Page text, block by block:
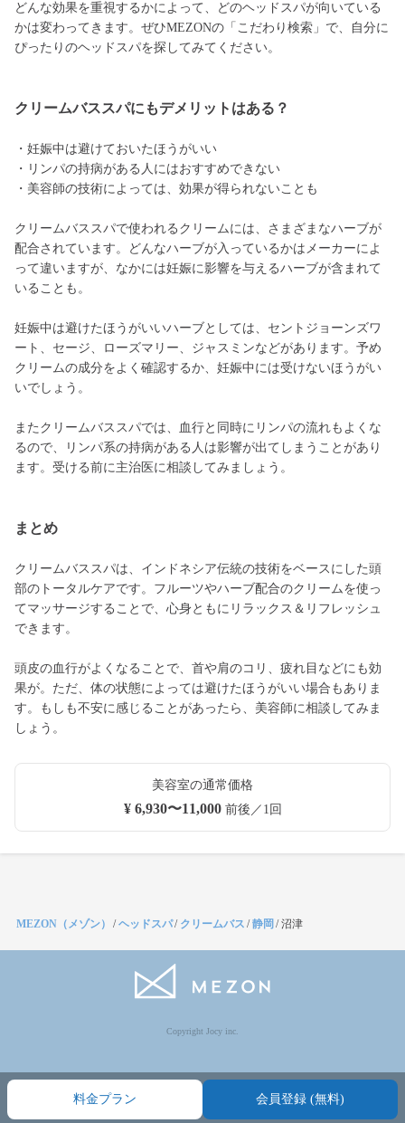
どんな効果を重視するかによって、どのヘッドスパが向いている
かは変わってきます。ぜひMEZONの「こだわり検索」で、自分に
ぴったりのヘッドスパを探してみてください。
クリームバススパにもデメリットはある？
・妊娠中は避けておいたほうがいい
・リンパの持病がある人にはおすすめできない
・美容師の技術によっては、効果が得られないことも
クリームバススパで使われるクリームには、さまざまなハーブが
配合されています。どんなハーブが入っているかはメーカーによ
って違いますが、なかには妊娠に影響を与えるハーブが含まれて
いることも。
妊娠中は避けたほうがいいハーブとしては、セントジョーンズワ
ート、セージ、ローズマリー、ジャスミンなどがあります。予め
クリームの成分をよく確認するか、妊娠中には受けないほうがい
いでしょう。
またクリームバススパでは、血行と同時にリンパの流れもよくな
るので、リンパ系の持病がある人は影響が出てしまうことがあり
ます。受ける前に主治医に相談してみましょう。
まとめ
クリームバススパは、インドネシア伝統の技術をベースにした頭
部のトータルケアです。フルーツやハーブ配合のクリームを使っ
てマッサージすることで、心身ともにリラックス＆リフレッシュ
できます。
頭皮の血行がよくなることで、首や肩のコリ、疲れ目などにも効
果が。ただ、体の状態によっては避けたほうがいい場合もありま
す。もしも不安に感じることがあったら、美容師に相談してみま
しょう。
美容室の通常価格
¥ 6,930〜11,000前後／1回
料金プラン 会員登録 (無料)
MEZON（メゾン） /ヘッドスパ/ クリームバス /静岡 /沼津
Copyright Jocy inc.